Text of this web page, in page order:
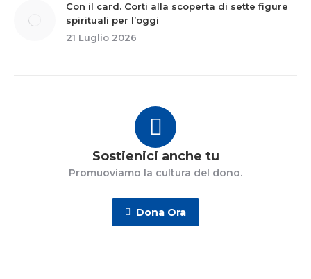
Con il card. Corti alla scoperta di sette figure
spirituali per l’oggi
21 Luglio 2026
Sostienici anche tu
Promuoviamo la cultura del dono.
Dona Ora